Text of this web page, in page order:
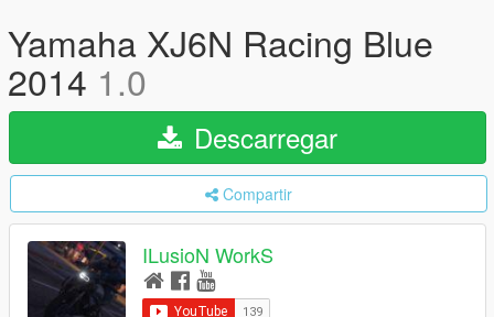
Yamaha XJ6N Racing Blue
2014 1.0
Descarregar
Compartir
ILusioN WorkS